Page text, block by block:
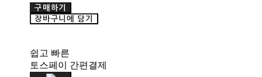
구매하기
장바구니에 담기
쉽고 빠른
토스페이 간편결제